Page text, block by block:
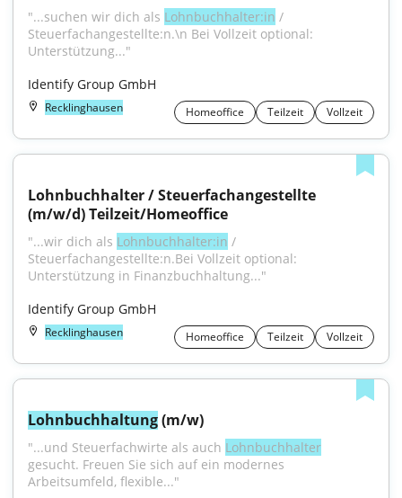
"...suchen wir dich als Lohnbuchhalter:in /
Steuerfachangestellte:n.\n Bei Vollzeit optional:
Unterstützung..."
Identify Group GmbH
Recklinghausen Homeoffice Teilzeit Vollzeit
Lohnbuchhalter / Steuerfachangestellte
(m/w/d) Teilzeit/Homeoffice
"...wir dich als Lohnbuchhalter:in /
Steuerfachangestellte:n.Bei Vollzeit optional:
Unterstützung in Finanzbuchhaltung..."
Identify Group GmbH
Recklinghausen Homeoffice Teilzeit Vollzeit
Lohnbuchhaltung (m/w)
"...und Steuerfachwirte als auch Lohnbuchhalter
gesucht. Freuen Sie sich auf ein modernes
Arbeitsumfeld, flexible..."